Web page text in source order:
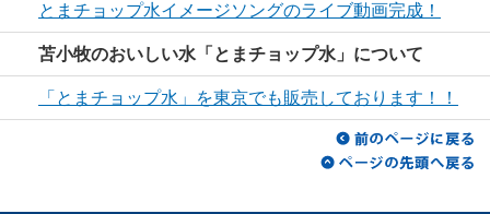
とまチョップ水イメージソングのライブ動画完成！
苫小牧のおいしい水「とまチョップ水」について
「とまチョップ水」を東京でも販売しております！！